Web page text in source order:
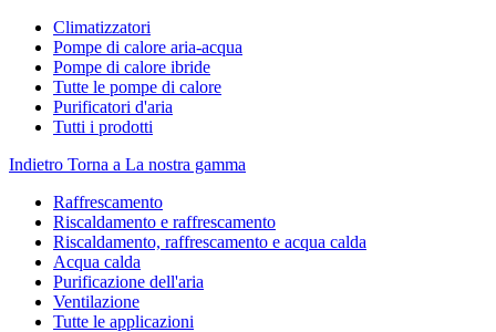
Climatizzatori
Pompe di calore aria-acqua
Pompe di calore ibride
Tutte le pompe di calore
Purificatori d'aria
Tutti i prodotti
Indietro Torna a La nostra gamma
Raffrescamento
Riscaldamento e raffrescamento
Riscaldamento, raffrescamento e acqua calda
Acqua calda
Purificazione dell'aria
Ventilazione
Tutte le applicazioni